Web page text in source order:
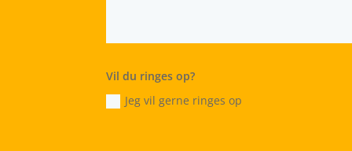
Vil du ringes op?
Jeg vil gerne ringes op